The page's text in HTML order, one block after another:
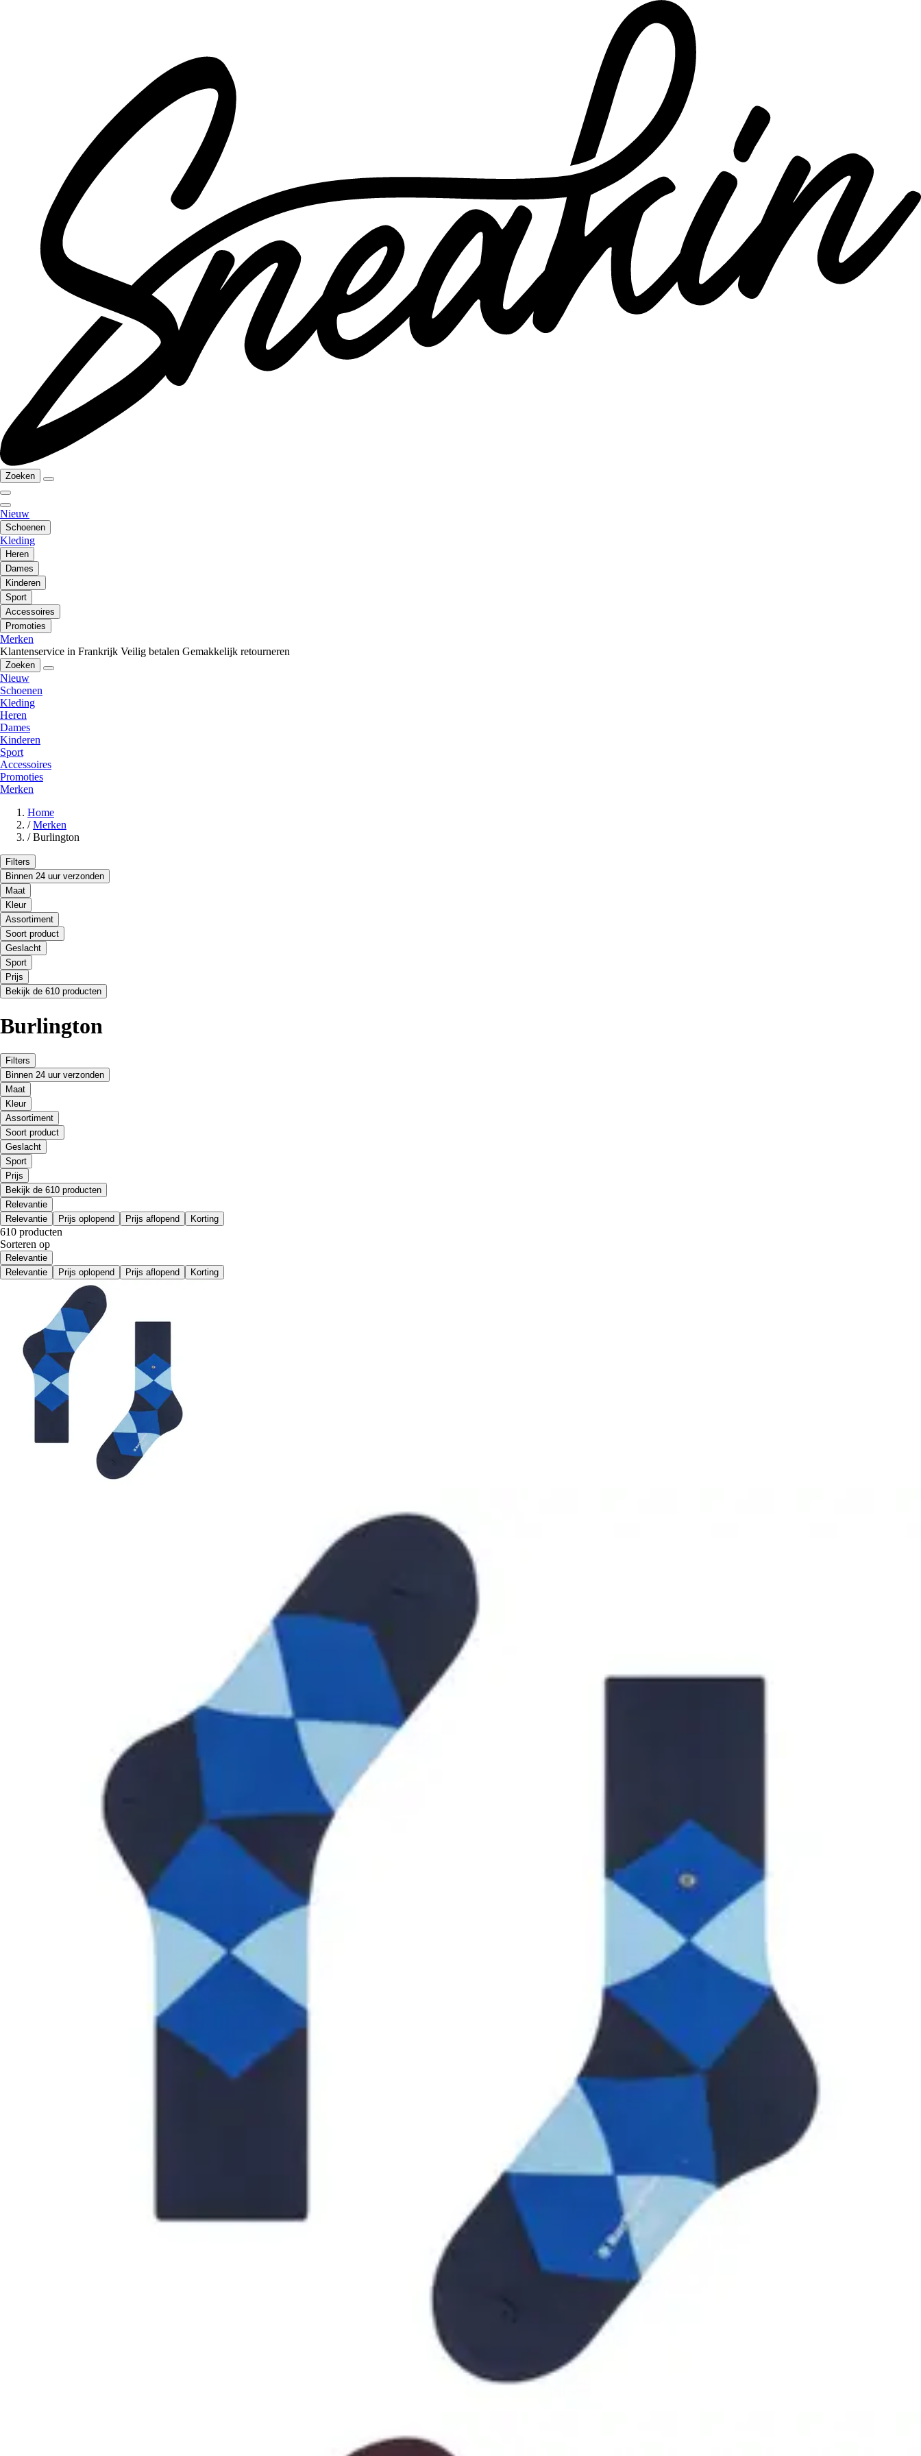
Zoeken
Nieuw
Schoenen
Kleding
Heren
Dames
Kinderen
Sport
Accessoires
Promoties
Merken
Klantenservice in Frankrijk Veilig betalen Gemakkelijk retourneren
Zoeken
Nieuw
Schoenen
Kleding
Heren
Dames
Kinderen
Sport
Accessoires
Promoties
Merken
Home
/ Merken
/ Burlington
Filters
Binnen 24 uur verzonden
Maat
Kleur
Assortiment
Soort product
Geslacht
Sport
Prijs
Bekijk de 610 producten
Burlington
Filters
Binnen 24 uur verzonden
Maat
Kleur
Assortiment
Soort product
Geslacht
Sport
Prijs
Bekijk de 610 producten
Relevantie
Relevantie
Prijs oplopend Prijs aflopend Korting
610 producten
Sorteren op
Relevantie
Relevantie
Prijs oplopend Prijs aflopend Korting